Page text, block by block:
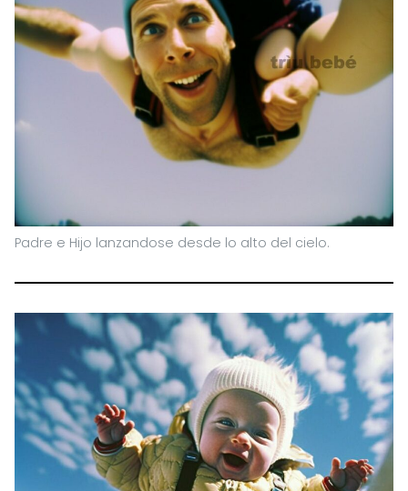
Padre e Hijo lanzandose desde lo alto del cielo.